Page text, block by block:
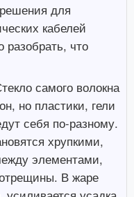
для
кабелей
разобрать, что
самого волокна
но пластики, гели
себя по-разному.
хрупкими,
элементами,
В жаре